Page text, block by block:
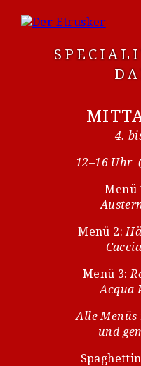
4.
12–16 Uhr
Menü
Menü 2:
Menü 3:
Acqua
Alle Menüs
und